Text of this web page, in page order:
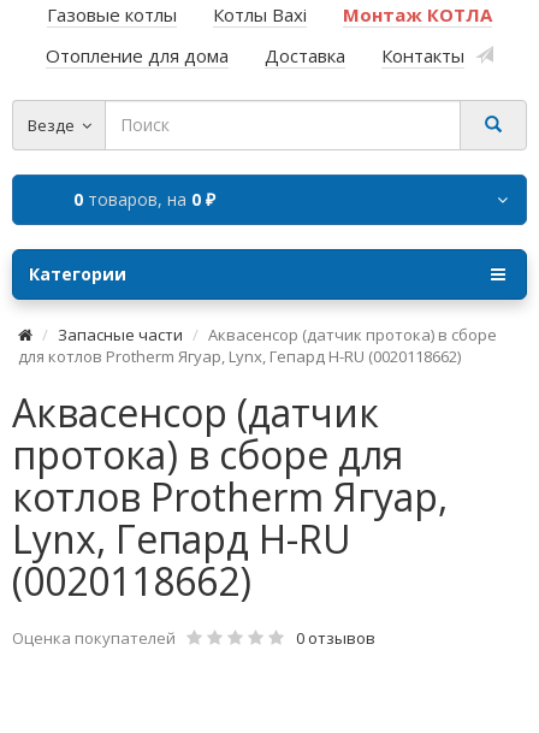
Газовые котлы Котлы Baxi
Монтаж КОТЛА
Отопление для дома
Доставка Контакты
Везде
0 товаров, на 0 ₽
Категории
Запасные части
Аквасенсор (датчик протока) в сборе
для котлов Protherm Ягуар, Lynx, Гепард H-RU (0020118662)
Аквасенсор (датчик
протока) в сборе для
котлов Protherm Ягуар,
Lynx, Гепард H-RU
(0020118662)
Оценка покупателей 0 отзывов